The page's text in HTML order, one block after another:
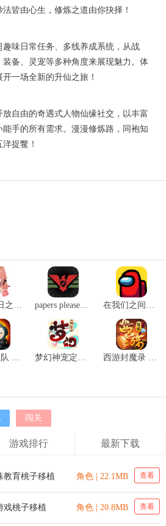
皆由心生，修炼之道由你抉择！
味日常任务、多线养成系统，从战
备、灵宠等多种角度来展现魅力。体
一场全新的升仙之旅！
自由的奇遇式人物仙缘社交，以丰富
手的所有需求。漫漫修炼路，同袍知
捉鳖！
papers please安卓汉化版 v1.4.12
闯关
游戏排行 最新下载
教育桃子移植 角色 | 22.1MB 查看
戏桃子移植 角色 | 20.8MB 查看